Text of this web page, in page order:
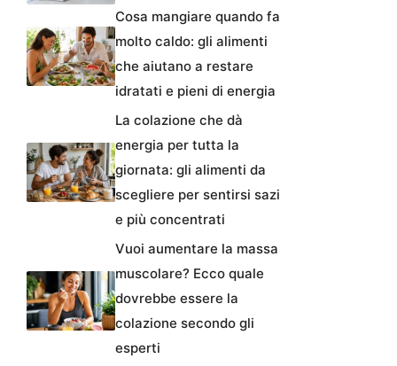
Cosa mangiare quando fa
molto caldo: gli alimenti
che aiutano a restare
idratati e pieni di energia
La colazione che dà
energia per tutta la
giornata: gli alimenti da
scegliere per sentirsi sazi
e più concentrati
Vuoi aumentare la massa
muscolare? Ecco quale
dovrebbe essere la
colazione secondo gli
esperti